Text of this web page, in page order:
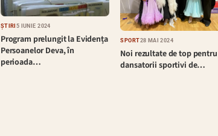
ȘTIRI 5 IUNIE 2024
Program prelungit la Evidența
Persoanelor Deva, în
perioada…
SPORT28 MAI 2024
Noi rezultate de top pentru
dansatorii sportivi de…